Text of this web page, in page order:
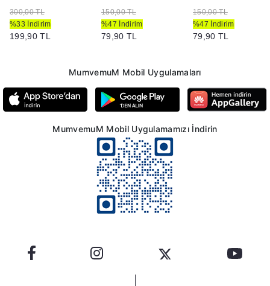
300,00 TL
%33 İndirim
199,90 TL
150,00 TL
%47 İndirim
79,90 TL
150,00 TL
%47 İndirim
79,90 TL
MumvemuM Mobil Uygulamaları
MumvemuM Mobil Uygulamamızı İndirin